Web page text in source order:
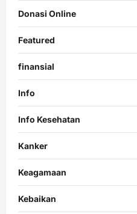
Donasi Online
Featured
finansial
Info
Info Kesehatan
Kanker
Keagamaan
Kebaikan